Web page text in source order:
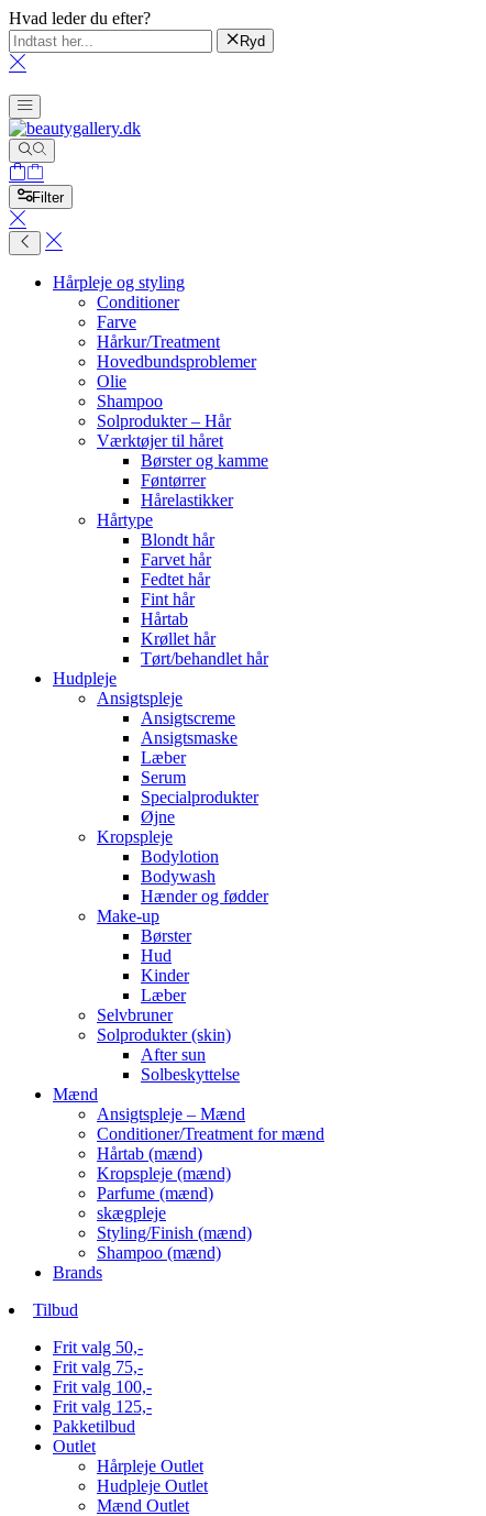
Hvad leder du efter?
Ryd
Filter
Hårpleje og styling
Conditioner
Farve
Hårkur/Treatment
Hovedbundsproblemer
Olie
Shampoo
Solprodukter – Hår
Værktøjer til håret
Børster og kamme
Føntørrer
Hårelastikker
Hårtype
Blondt hår
Farvet hår
Fedtet hår
Fint hår
Hårtab
Krøllet hår
Tørt/behandlet hår
Hudpleje
Ansigtspleje
Ansigtscreme
Ansigtsmaske
Læber
Serum
Specialprodukter
Øjne
Kropspleje
Bodylotion
Bodywash
Hænder og fødder
Make-up
Børster
Hud
Kinder
Læber
Selvbruner
Solprodukter (skin)
After sun
Solbeskyttelse
Mænd
Ansigtspleje – Mænd
Conditioner/Treatment for mænd
Hårtab (mænd)
Kropspleje (mænd)
Parfume (mænd)
skægpleje
Styling/Finish (mænd)
Shampoo (mænd)
Brands
Tilbud
Frit valg 50,-
Frit valg 75,-
Frit valg 100,-
Frit valg 125,-
Pakketilbud
Outlet
Hårpleje Outlet
Hudpleje Outlet
Mænd Outlet